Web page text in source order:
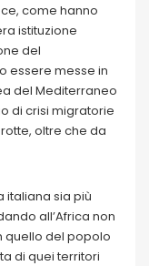
come hanno
istituzione
del
essere messe in
del Mediterraneo
di crisi migratorie
oltre che da
italiana sia più
all’Africa non
quello del popolo
di quei territori